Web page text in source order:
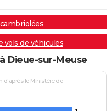
vols de véhicules
Dieue-sur-Meuse
d'après le Ministère de